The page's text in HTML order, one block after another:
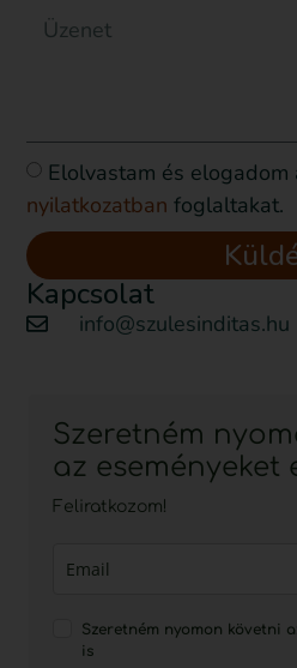
Elolvastam és elogadom
nyilatkozatban foglaltakat.
Kapcsolat
info@szulesinditas.hu
Szeretném
az eseményeket
Feliratkozom!
Szeretném nyomon követni
is